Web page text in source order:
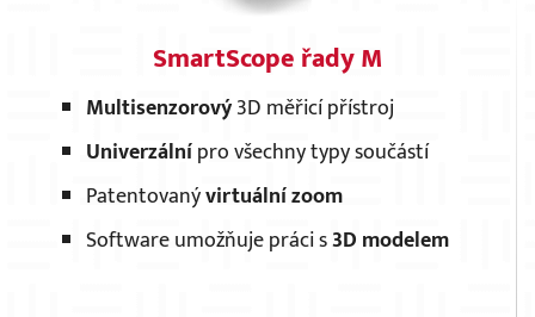
SmartScope řady M
Multisenzorový3D měřicí přístroj
Univerzálnípro všechny typy součástí
Patentovanývirtuální zoom
Software umožňuje práci s3D modelem